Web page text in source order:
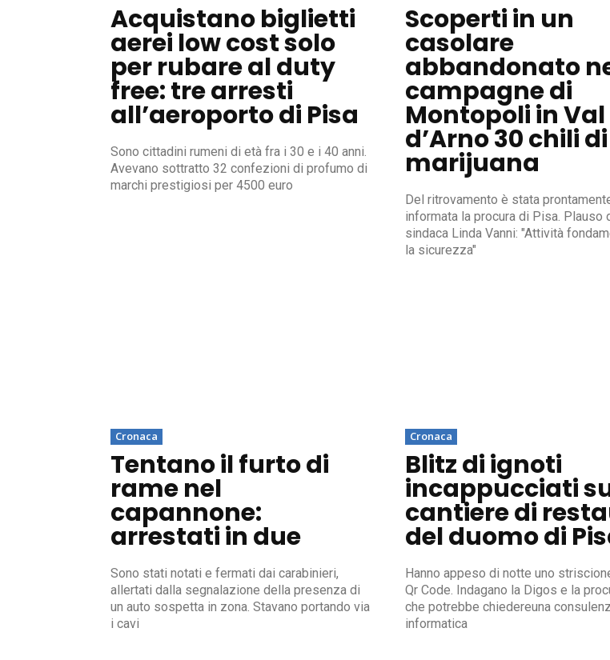
Acquistano biglietti
aerei low cost solo
per rubare al duty
free: tre arresti
all’aeroporto di Pisa
Sono cittadini rumeni di età fra i 30 e i 40 anni.
Avevano sottratto 32 confezioni di profumo di
marchi prestigiosi per 4500 euro
Scoperti in un
casolare
abbandonato
campagne di
Montopoli in Val
d’Arno 30 chili di
marijuana
Del ritrovamento è stata
informata la procura di Pisa. Plauso
sindaca Linda Vanni: "Attività
la sicurezza"
Cronaca
Tentano il furto di
rame nel
capannone:
arrestati in due
Sono stati notati e fermati dai carabinieri,
allertati dalla segnalazione della presenza di
un auto sospetta in zona. Stavano portando via
i cavi
Cronaca
Blitz di ignoti
incappucciati
cantiere di
del duomo di
Hanno appeso di notte uno
Qr Code. Indagano la Digos e la
che potrebbe chiedereuna
informatica